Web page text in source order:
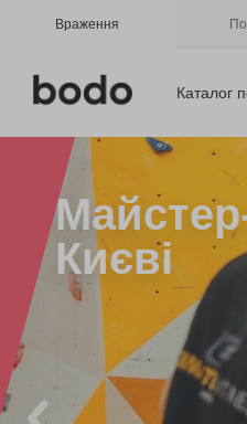
Враження
Каталог
Києві